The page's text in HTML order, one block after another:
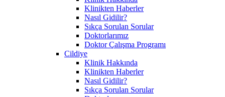
Klinikten Haberler
Nasıl Gidilir?
Sıkça Sorulan Sorular
Doktorlarımız
Doktor Çalışma Programı
Cildiye
Klinik Hakkında
Klinikten Haberler
Nasıl Gidilir?
Sıkça Sorulan Sorular